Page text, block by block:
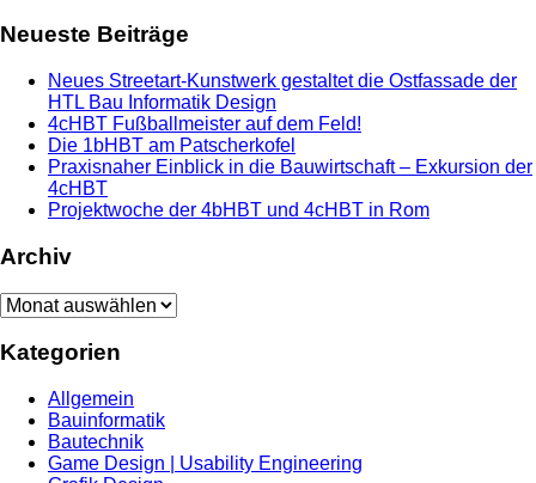
Neueste Beiträge
Neues Streetart-Kunstwerk gestaltet die Ostfassade der
HTL Bau Informatik Design
4cHBT Fußballmeister auf dem Feld!
Die 1bHBT am Patscherkofel
Praxisnaher Einblick in die Bauwirtschaft – Exkursion der
4cHBT
Projektwoche der 4bHBT und 4cHBT in Rom
Archiv
Archiv
Kategorien
Allgemein
Bauinformatik
Bautechnik
Game Design | Usability Engineering